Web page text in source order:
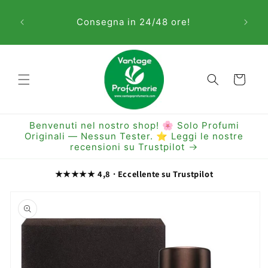
ai contenuti
Consegna in 24/48 ore!
Carrello
Benvenuti nel nostro shop! 🌸 Solo Profumi
Originali — Nessun Tester. ⭐ Leggi le nostre
recensioni su Trustpilot
★★★★★ 4,8 · Eccellente su Trustpilot
informazioni
sul prodotto